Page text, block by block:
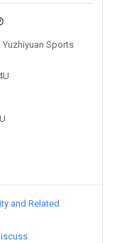
Sports
and Related